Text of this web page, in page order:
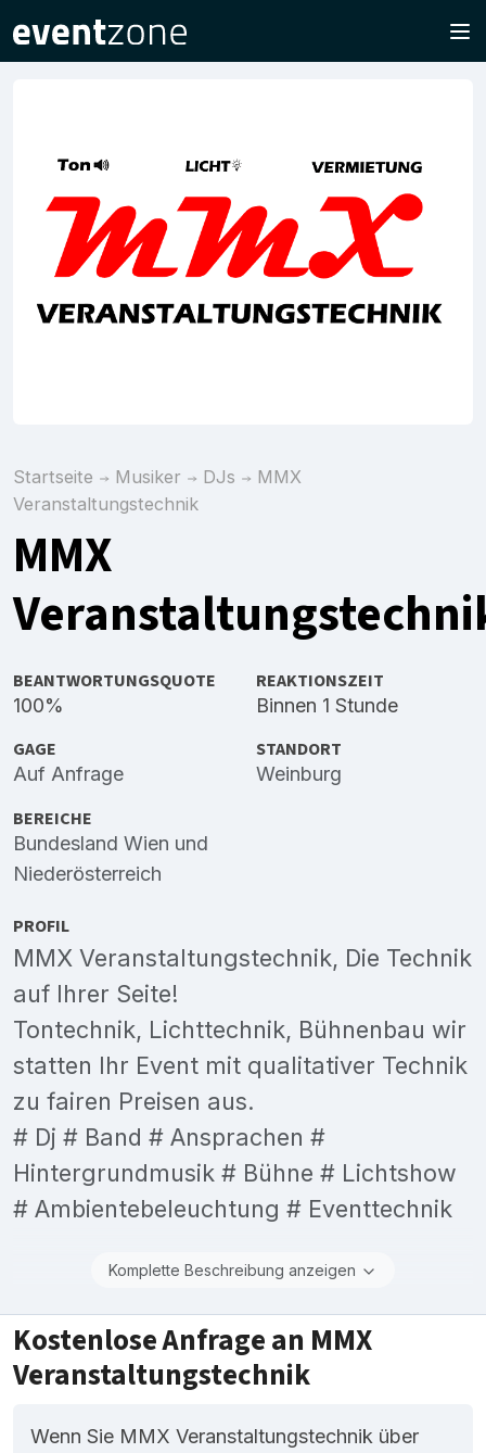
Startseite Musiker DJs
MMX
Veranstaltungstechnik
MMX
BEANTWORTUNGSQUOTE
100%
REAKTIONSZEIT
Binnen 1 Stunde
GAGE
Auf Anfrage
STANDORT
Weinburg
BEREICHE
Bundesland Wien und
Niederösterreich
PROFIL
MMX Veranstaltungstechnik, Die Technik
auf Ihrer Seite!
Tontechnik, Lichttechnik, Bühnenbau wir
statten Ihr Event mit qualitativer Technik
zu fairen Preisen aus.
# Dj # Band # Ansprachen #
Hintergrundmusik # Bühne # Lichtshow
# Ambientebeleuchtung # Eventtechnik
Komplette Beschreibung anzeigen
Kostenlose Anfrage an MMX
Veranstaltungstechnik
Wenn Sie MMX Veranstaltungstechnik über